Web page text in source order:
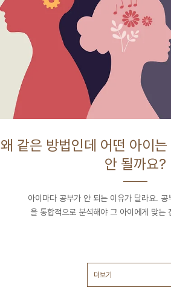
왜 같은 방법인데 어떤 아이
안 될까요?
아이마다 공부가 안 되는 이유가 달라요. 공
을 통합적으로 분석해야 그 아이에게 맞는
더보기